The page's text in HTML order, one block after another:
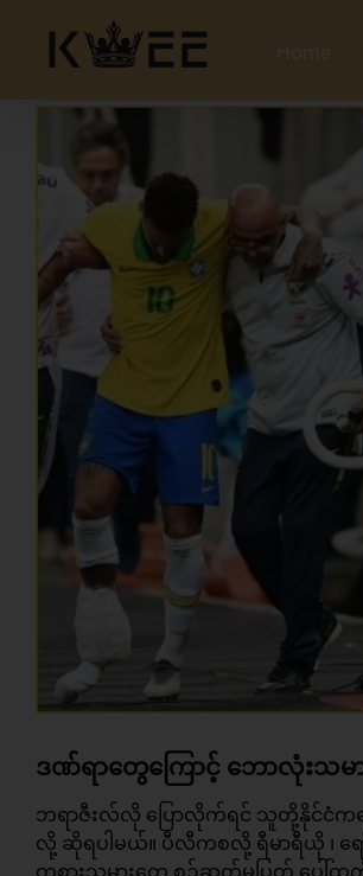
content
Home
Larger
Image
ဒဏ်ရာတွေကြောင့် ဘောလုံးသမ
ဘရာဇီးလ်လို ပြောလိုက်ရင် သူတို့နိုင်ငံက
လို့ ဆိုရပါမယ်။ ပီလီကစလို့ ရီမာရီယို ၊ ရ